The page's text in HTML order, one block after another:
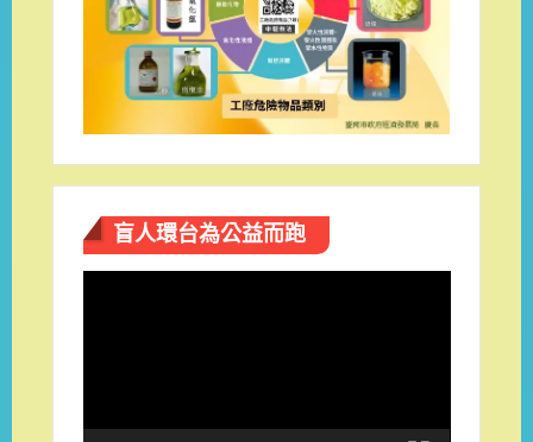
盲人環台​為公益而跑